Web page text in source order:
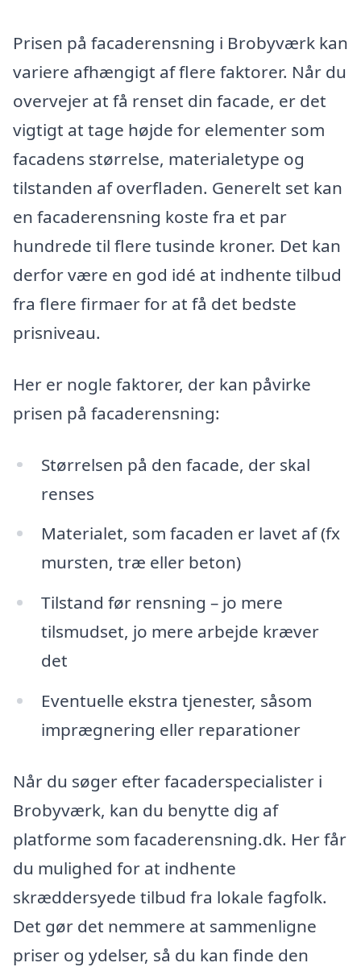
Prisen på facaderensning i Brobyværk kan
variere afhængigt af flere faktorer. Når du
overvejer at få renset din facade, er det
vigtigt at tage højde for elementer som
facadens størrelse, materialetype og
tilstanden af overfladen. Generelt set kan
en facaderensning koste fra et par
hundrede til flere tusinde kroner. Det kan
derfor være en god idé at indhente tilbud
fra flere firmaer for at få det bedste
prisniveau.
Her er nogle faktorer, der kan påvirke
prisen på facaderensning:
Størrelsen på den facade, der skal
renses
Materialet, som facaden er lavet af (fx
mursten, træ eller beton)
Tilstand før rensning – jo mere
tilsmudset, jo mere arbejde kræver
det
Eventuelle ekstra tjenester, såsom
imprægnering eller reparationer
Når du søger efter facaderspecialister i
Brobyværk, kan du benytte dig af
platforme som facaderensning.dk. Her får
du mulighed for at indhente
skræddersyede tilbud fra lokale fagfolk.
Det gør det nemmere at sammenligne
priser og ydelser, så du kan finde den